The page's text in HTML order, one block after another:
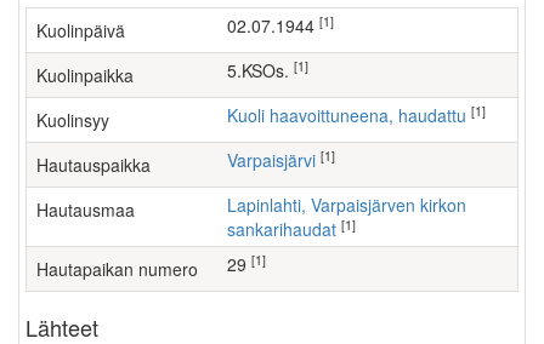
Kuolinpäivä 02.07.1944 [1]
Kuolinpaikka 5.KSOs. [1]
Kuolinsyy Kuoli haavoittuneena, haudattu [1]
Hautauspaikka Varpaisjärvi [1]
Hautausmaa
Lapinlahti, Varpaisjärven kirkon
sankarihaudat [1]
Hautapaikan numero 29 [1]
Lähteet